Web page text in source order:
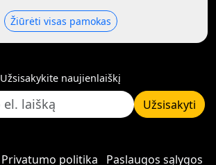
Žiūrėti visas pamokas
Užsisakykite naujienlaiškį
Užsisakyti
Privatumo politika Paslaugos sąlygos